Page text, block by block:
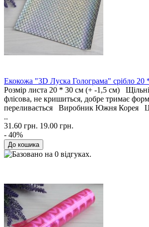
Екокожа "3D Луска Голограма" срібло 20
Розмір листа 20 * 30 см (+ -1,5 см)
флісова, не кришиться, добре тримає
переливається Виробник Южня Корея
..
31.60 грн. 19.00 грн.
- 40%